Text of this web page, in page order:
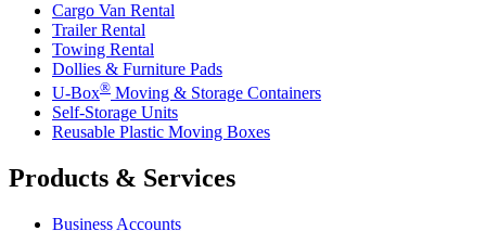
Cargo Van Rental
Trailer Rental
Towing Rental
Dollies & Furniture Pads
U-Box® Moving & Storage Containers
Self-Storage Units
Reusable Plastic Moving Boxes
Products & Services
Business Accounts